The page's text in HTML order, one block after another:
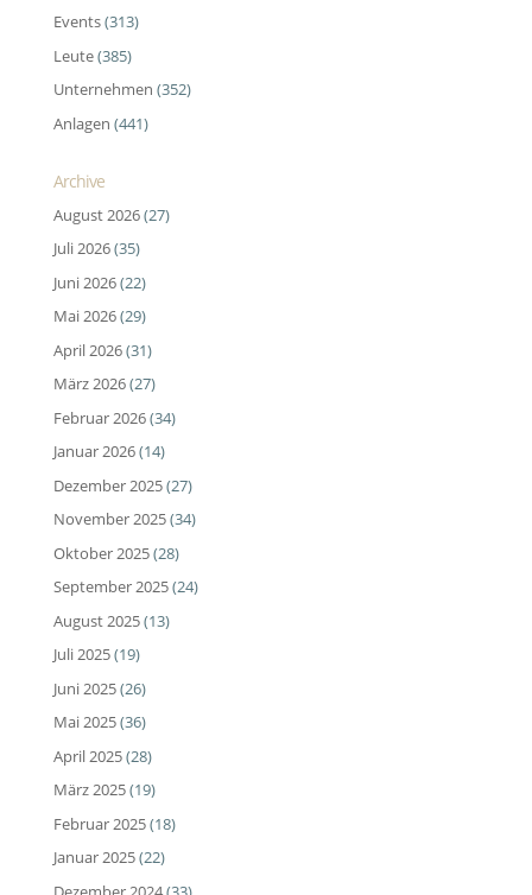
Events(313)
Leute(385)
Unternehmen (352)
Anlagen (441)
Archive
August 2026(27)
Juli 2026(35)
Juni 2026(22)
Mai 2026(29)
April 2026(31)
März 2026(27)
Februar 2026(34)
Januar 2026(14)
Dezember 2025(27)
November 2025(34)
Oktober 2025(28)
September 2025(24)
August 2025(13)
Juli 2025(19)
Juni 2025(26)
Mai 2025(36)
April 2025(28)
März 2025(19)
Februar 2025(18)
Januar 2025(22)